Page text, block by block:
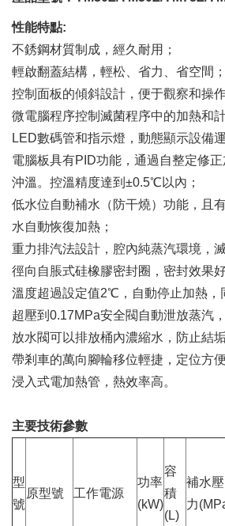
性能特點:
不銹鋼材質制成，經久耐用；
輕啟翻蓋結構，輕松、省力、省空間；
控制面板的傾斜設計，便于觀察和操作
微電腦程序控制滅菌程序中的加熱和
LED數碼管和指示燈，動態顯示設備
電腦板具有PID功能，通過自整定修
沖溫。控溫精度達到±0.5℃以內；
低水位自動補水（防干燒）功能，且
水自動恢復加熱；
重力排汽法設計，腔內純蒸汽環境，
徑向自脹式硅橡膠密封圈，密封效果
溫度超過設定值2℃，自動停止加熱，
超壓到0.17MPa安全閥自動泄放蒸汽
放水閥可以排放桶內濃縮水，防止結垢
帶剎車的萬向腳輪移位輕捷，定位方便
浸入式電加熱管，熱效率高。
主要技術參數
型
號
原型號 工作電源
功率
(kW)
容
積
(L)
補水壓
力